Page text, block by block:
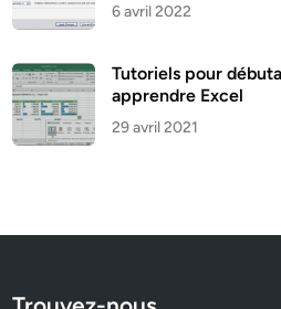
6 avril 2022
Tutoriels pour
apprendre Excel
29 avril 2021